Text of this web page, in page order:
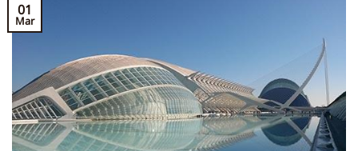
01
Mar